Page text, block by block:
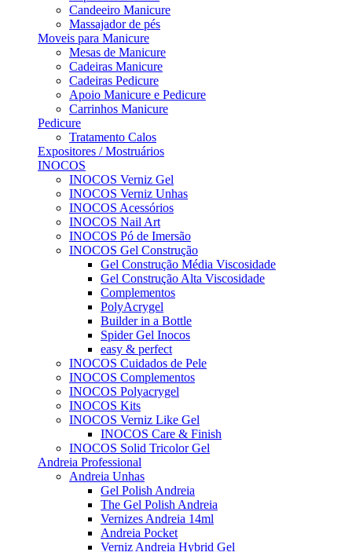
Candeeiro Manicure
Massajador de pés
Moveis para Manicure
Mesas de Manicure
Cadeiras Manicure
Cadeiras Pedicure
Apoio Manicure e Pedicure
Carrinhos Manicure
Pedicure
Tratamento Calos
Expositores / Mostruários
INOCOS
INOCOS Verniz Gel
INOCOS Verniz Unhas
INOCOS Acessórios
INOCOS Nail Art
INOCOS Pó de Imersão
INOCOS Gel Construção
Gel Construção Média Viscosidade
Gel Construção Alta Viscosidade
Complementos
PolyAcrygel
Builder in a Bottle
Spider Gel Inocos
easy & perfect
INOCOS Cuidados de Pele
INOCOS Complementos
INOCOS Polyacrygel
INOCOS Kits
INOCOS Verniz Like Gel
INOCOS Care & Finish
INOCOS Solid Tricolor Gel
Andreia Professional
Andreia Unhas
Gel Polish Andreia
The Gel Polish Andreia
Vernizes Andreia 14ml
Andreia Pocket
Verniz Andreia Hybrid Gel